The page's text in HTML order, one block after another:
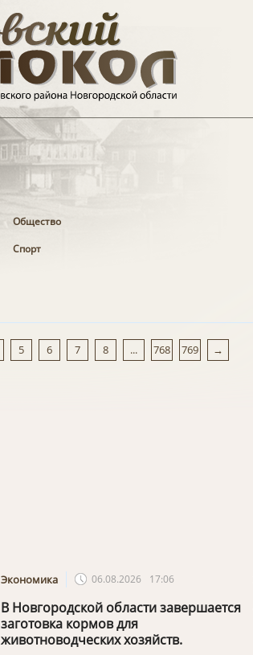
Общество
Спорт
5 6 7 8 ... 768 769
Экономика 06.08.2026 17:06
В Новгородской области завершается
заготовка кормов для
животноводческих хозяйств.